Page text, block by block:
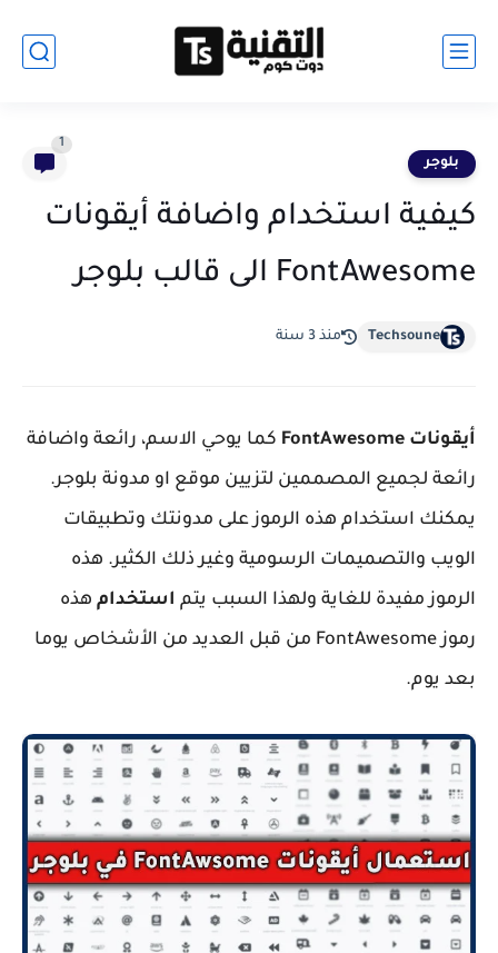
بلوجر
1
كيفية استخدام واضافة أيقونات
FontAwesome الى قالب بلوجر
Techsoune منذ 3 سنة
أيقونات FontAwesome
كما يوحي الاسم، رائعة واضافة
رائعة لجميع المصممين لتزيين موقع او مدونة بلوجر.
يمكنك استخدام هذه الرموز على مدونتك وتطبيقات
الويب والتصميمات الرسومية وغير ذلك الكثير. هذه
الرموز مفيدة للغاية ولهذا السبب يتم استخدام هذه
رموز FontAwesome من قبل العديد من الأشخاص يوما
بعد يوم.